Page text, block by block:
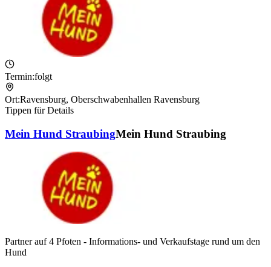
Termin:folgt
Ort:Ravensburg, Oberschwabenhallen Ravensburg
Tippen für Details
Mein Hund StraubingMein Hund Straubing
Partner auf 4 Pfoten - Informations- und Verkaufstage rund um den
Hund